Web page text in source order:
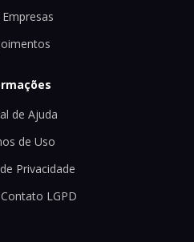
de Ajuda
de Uso
Privacidade
LGPD